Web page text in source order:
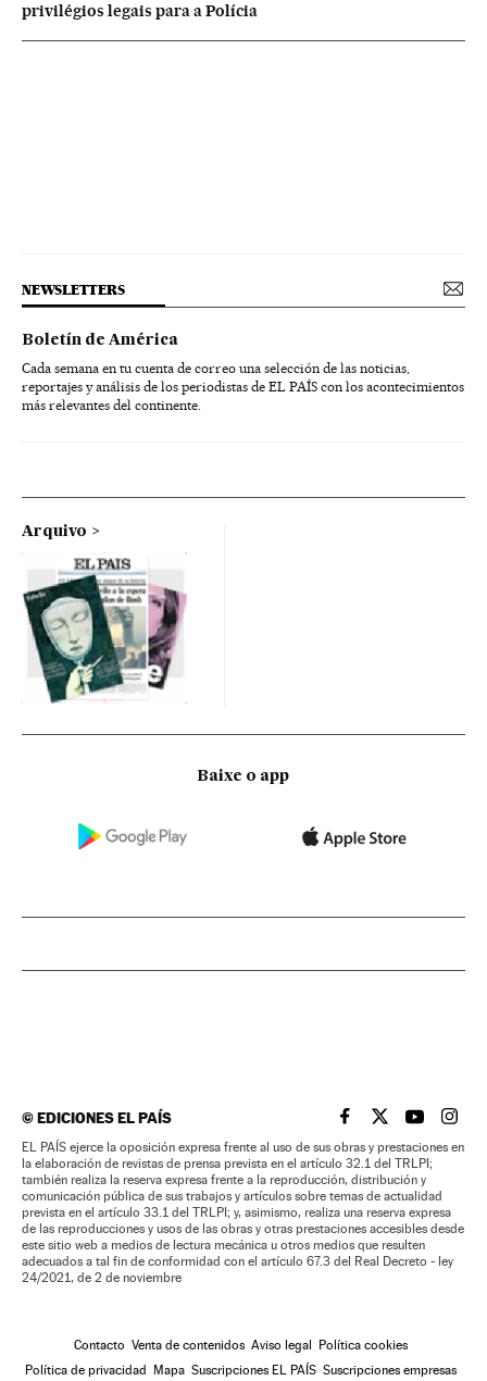
privilégios legais para a Polícia
NEWSLETTERS
Boletín de América
Cada semana en tu cuenta de correo una selección de las noticias,
reportajes y análisis de los periodistas de EL PAÍS con los acontecimientos
más relevantes del continente.
Arquivo
Baixe o app
©EDICIONES EL PAÍS EL PAÍS BRASIL EN
EL PAÍSEL PAÍS
EL
EL PAÍS ejerce la oposición expresa frente al uso de sus obras y prestaciones en
la elaboración de revistas de prensa prevista en el artículo 32.1 del TRLPI;
también realiza la reserva expresa frente a la reproducción, distribución y
comunicación pública de sus trabajos y artículos sobre temas de actualidad
prevista en el artículo 33.1 del TRLPI; y, asimismo, realiza una reserva expresa
de las reproducciones y usos de las obras y otras prestaciones accesibles desde
este sitio web a medios de lectura mecánica u otros medios que resulten
adecuados a tal fin de conformidad con el artículo 67.3 del Real Decreto - ley
24/2021, de 2 de noviembre
Contacto Venta de contenidos Aviso legal Política cookies
Política de privacidad Mapa Suscripciones EL PAÍS Suscripciones empresas